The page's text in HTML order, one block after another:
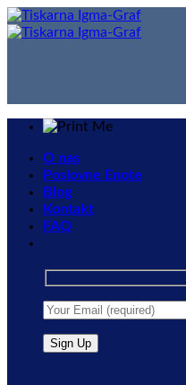
Skip
to
O nas
Poslovne Enote
Blog
Kontakt
FAQ